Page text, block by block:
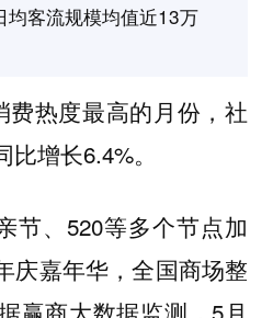
均客流规模均值近13万
费热度最高的月份，社
增长6.4%。
节、520等多个节点加
庆嘉年华，全国商场整